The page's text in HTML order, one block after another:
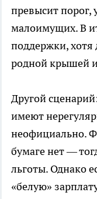
превысит порог,
малоимущих. В
поддержки, хотя
родной крышей и
Другой
имеют
неофициально.
бумаге нет —
льготы. Однако
«белую»